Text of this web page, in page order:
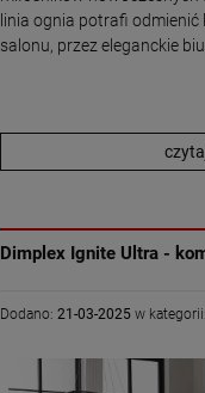
linia ognia potrafi
salonu, przez eleganckie
Dimplex Ignite Ultra -
Dodano:21-03-2025 w kategorii: